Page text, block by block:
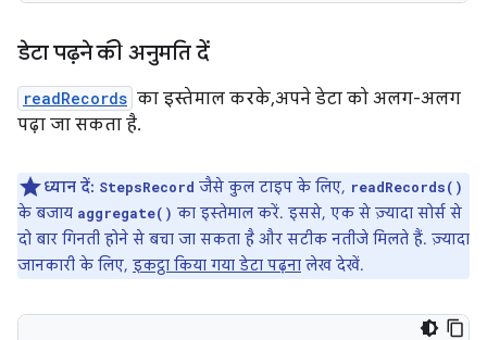
डेटा पढ़ने की अनुमति दें
readRecords का इस्तेमाल करके, अपने डेटा को अलग-अलग
पढ़ा जा सकता है.
ध्यान दें: StepsRecord जैसे कुल टाइप के लिए, readRecords()
के बजाय aggregate() का इस्तेमाल करें. इससे, एक से ज़्यादा सोर्स से
दो बार गिनती होने से बचा जा सकता है और सटीक नतीजे मिलते हैं. ज़्यादा
जानकारी के लिए, इकट्ठा किया गया डेटा पढ़ना लेख देखें.